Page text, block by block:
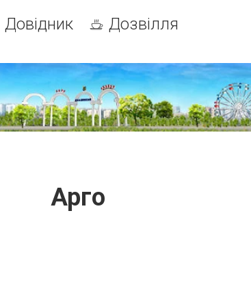
Довідник Дозвілля
Арго